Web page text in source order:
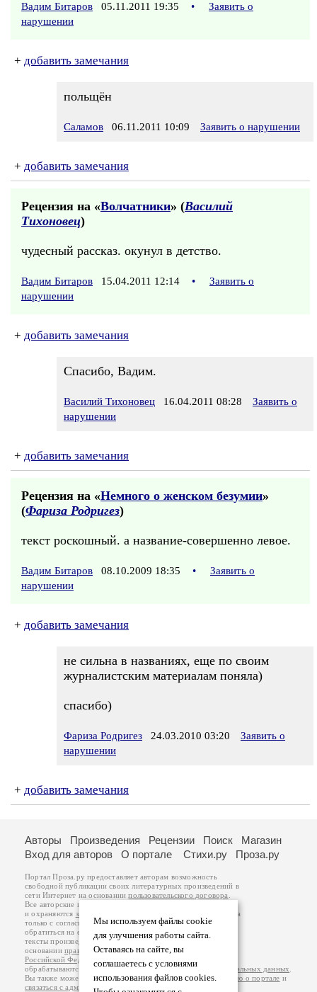
Вадим Битаров 05.11.2011 19:35 •
Заявить о
нарушении
+ добавить замечания
польщён
Саламов 06.11.2011 10:09 Заявить о нарушении
+ добавить замечания
Рецензия на «Волчатники» (Василий
Тихоновец)
чудесный рассказ. окунул в детство.
Вадим Битаров 15.04.2011 12:14 •
Заявить о
нарушении
+ добавить замечания
Спасибо, Вадим.
Василий Тихоновец 16.04.2011 08:28
Заявить о
нарушении
+ добавить замечания
Рецензия на «Немного о женском безумии»
(Фариза Родригез)
текст роскошный. а название-совершенно левое.
Вадим Битаров 08.10.2009 18:35 •
Заявить о
нарушении
+ добавить замечания
не сильна в названиях, еще по своим
журналистским материалам поняла)
спасибо)
Фариза Родригез 24.03.2010 03:20
Заявить о
нарушении
+ добавить замечания
Мы используем файлы cookie
для улучшения работы сайта.
Оставаясь на сайте, вы
соглашаетесь с условиями
использования файлов cookies.
Авторы Произведения Рецензии Поиск
Магазин
Вход для авторов
О портале Стихи.ру Проза.ру
Портал Проза.ру предоставляет авторам возможность
свободной публикации своих литературных произведений в
сети Интернет на основаниипользовательского договора
Все авторские права на произведения принадлежат авторам
и охраняются законом
. Перепечатка произведений возможна
только с согласия его автора, к которому вы можете
обратиться на его авторской странице. Ответственность за
тексты произведений авторы несут самостоятельно на
основанииправил публикацииизаконодательства
Российской Федерации
обрабатываются на основанииПолитики обработки персональных данных
Вы также можете посмотреть более подробнуюинформацию о портале и
связаться с администрацией